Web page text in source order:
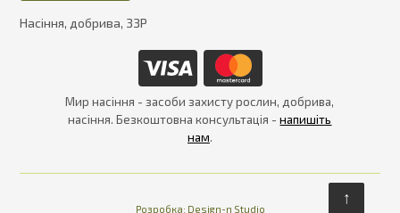
Насіння, добрива, ЗЗР
Мир насіння - засоби захисту рослин, добрива,
насіння. Безкоштовна консультація -напишіть
нам.
Розробка: Design-n Studio
↑